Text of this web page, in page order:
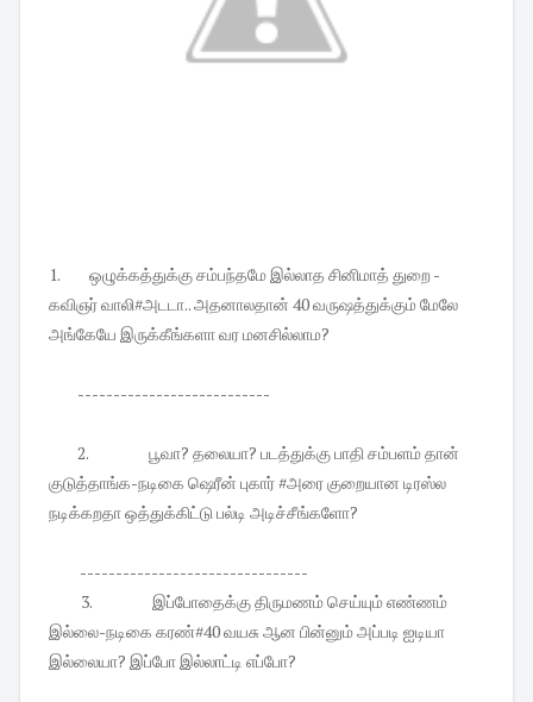
1.
ஒழுக்கத்துக்கு சம்பந்தமே இல்லாத சினிமாத் துறை -
கவிஞர் வாலி#அடடா.. அதனாலதான் 40 வருஷத்துக்கும் மேலே
அங்கேயே இருக்கீங்களா வர மனசில்லாம?
---------------------------
2.
பூவா? தலையா? படத்துக்கு பாதி சம்பளம் தான்
குடுத்தாங்க-நடிகை ஷெரீன் புகார் #அரை குறையான டிரஸ்ல
நடிக்கறதா ஒத்துக்கிட்டு பல்டி அடிச்சீங்களோ?
--------------------------------
3.
இப்போதைக்கு திருமணம் செய்யும் எண்ணம்
இல்லை-நடிகை கரண்#40 வயசு ஆன பின்னும் அப்படி ஐடியா
இல்லையா? இப்போ இல்லாட்டி எப்போ?